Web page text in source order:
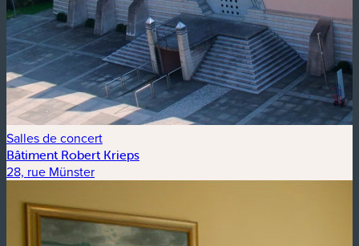
Salles de concert
Bâtiment Robert Krieps
28, rue Münster